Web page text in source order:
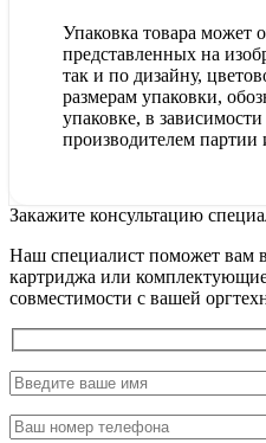
Упаковка товара может
представленных на
так и по дизайну,
размерам упаковки,
упаковке, в
производителем партии
Закажите консультацию
Наш специалист поможет вам
картриджа или
совместимости с вашей